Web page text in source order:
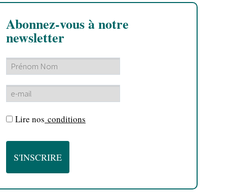
Abonnez-vous à notre
newsletter
Lire nos conditions